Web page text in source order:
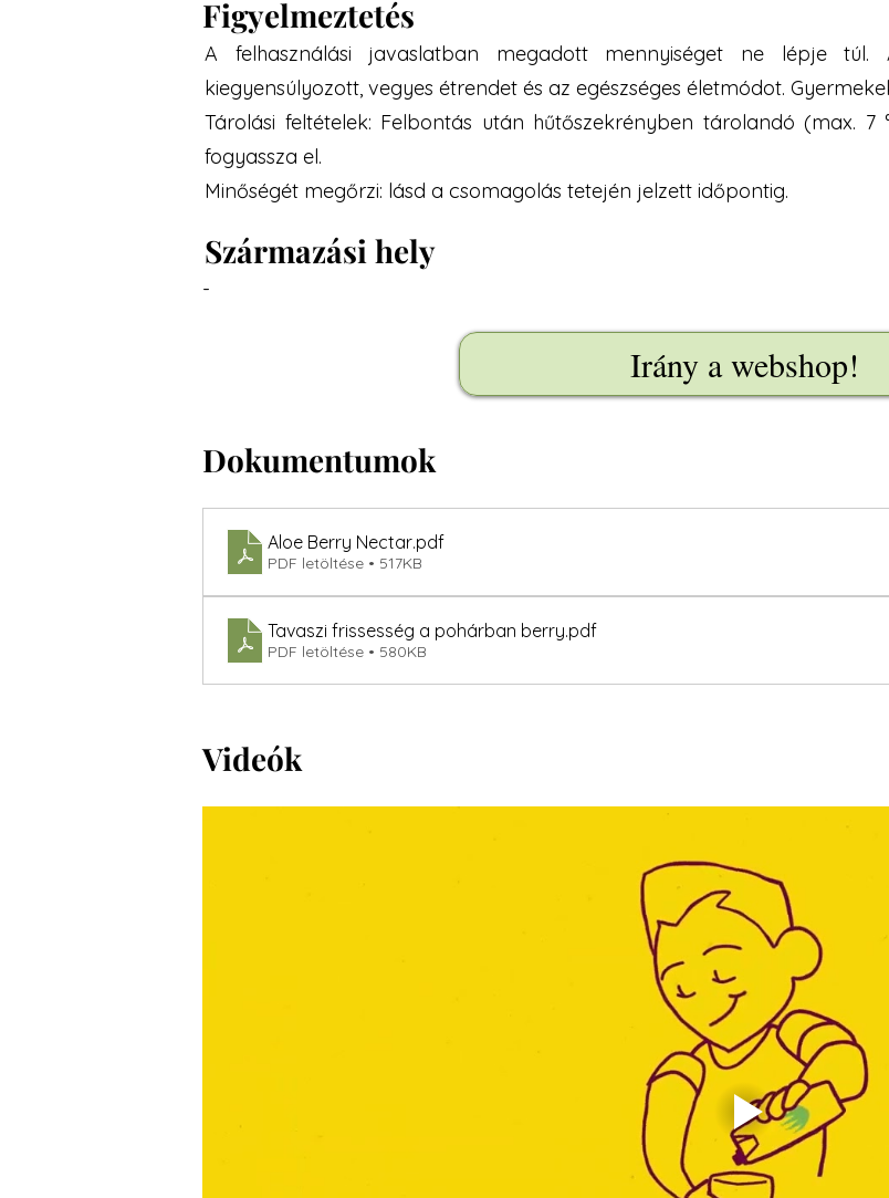
Figyelmeztetés
A felhasználási javaslatban megadott mennyiséget ne lépje túl.
kiegyensúlyozott, vegyes étrendet és az egészséges életmódot.
Tárolási feltételek: Felbontás után hűtőszekrényben tárolandó (max.
fogyassza el.
Minőségét megőrzi: lásd a csomagolás tetején jelzett időpontig.
Származási hely
-
Irány a webshop!
Dokumentumok
Aloe Berry Nectar.pdf
PDF letöltése • 517KB
Tavaszi frissesség a pohárban berry.pdf
PDF letöltése • 580KB
Videók